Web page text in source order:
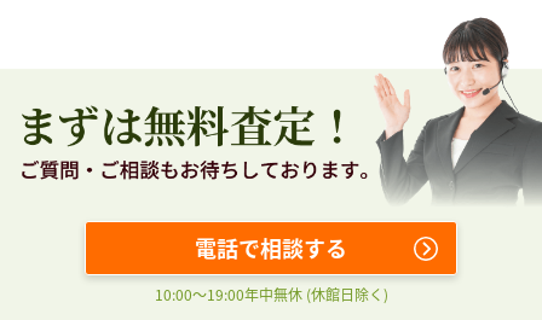
電話で相談する
10:00〜19:00年中無休 (休館日除く)